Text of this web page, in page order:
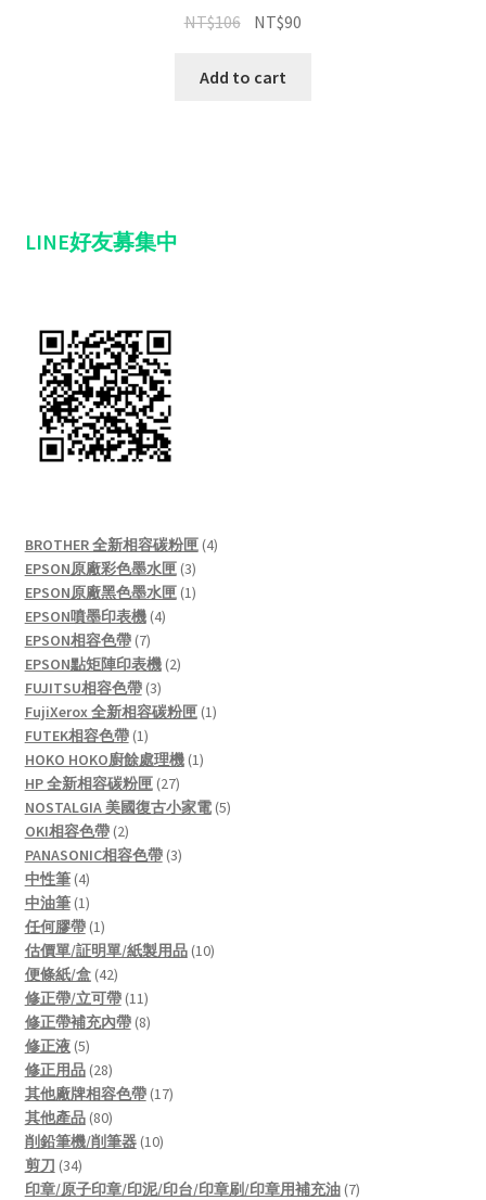
NT$106 NT$90
Add to cart
LINE好友募集中
BROTHER 全新相容碳粉匣 44
EPSON原廠彩色墨水匣 33
products
EPSON原廠黑色墨水匣 11
EPSON噴墨印表機 44
EPSON相容色帶 77
products
EPSON點矩陣印表機 22
FUJITSU相容色帶 33
products
FujiXerox 全新相容碳粉匣 11
FUTEK相容色帶 11
product
HOKO HOKO廚餘處理機 11
HP 全新相容碳粉匣 2727
products
NOSTALGIA 美國復古小家電 55
OKI相容色帶 22
products
PANASONIC相容色帶 33
中性筆 44
products
中油筆 11
product
任何膠帶 11
product
估價單/証明單/紙製用品 1010
便條紙/盒 4242
products
修正帶/立可帶 1111
products
修正帶補充內帶 88
修正液 55
products
修正用品 2828
products
其他廠牌相容色帶 1717
其他產品 8080
products
削鉛筆機/削筆器 1010
剪刀 3434
products
印章/原子印章/印泥/印台/印章刷/印章用補充油 77